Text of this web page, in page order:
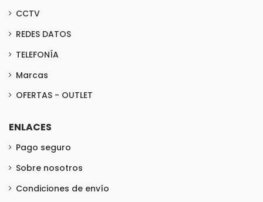
CCTV
REDES DATOS
TELEFONÍA
Marcas
OFERTAS - OUTLET
ENLACES
Pago seguro
Sobre nosotros
Condiciones de envío